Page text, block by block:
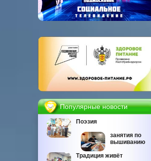
Популярные новости
Поэзия
занятия по
вышиванию
Традиция живёт